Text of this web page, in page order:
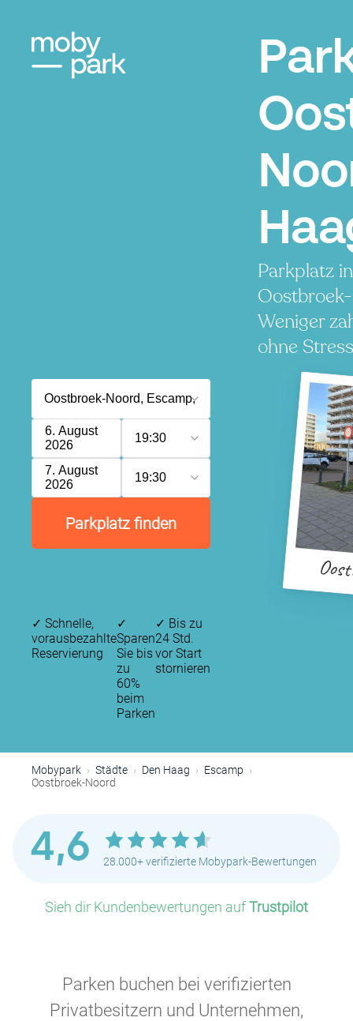
Parkplatz
Weniger
ohne
6. August
2026
19:30
7. August
2026
19:30
Parkplatz finden
✓ Schnelle,
vorausbezahlte
Reservierung
✓
Sparen
Sie bis
zu
60%
beim
Parken
✓ Bis zu
24 Std.
vor Start
stornieren
Mobypark Städte Den Haag
Escamp
Oostbroek-Noord
4,6 28.000+ verifizierte Mobypark-Bewertungen
Sieh dir Kundenbewertungen aufTrustpilot
Parken buchen bei verifizierten
Privatbesitzern und Unternehmen,
P
P
P